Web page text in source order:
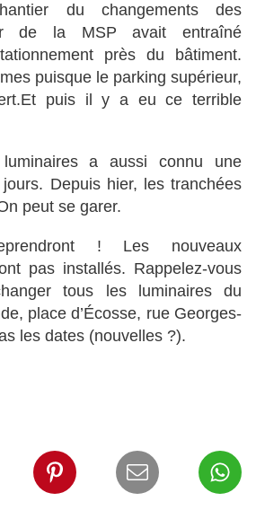
du changements des
de la MSP avait entraîné
près du bâtiment.
puisque le parking supérieur,
puis il y a eu ce terrible
a aussi connu une
Depuis hier, les tranchées
peut se garer.
! Les nouveaux
pas installés. Rappelez-vous
tous les luminaires du
place d’Écosse, rue Georges-
les dates (nouvelles ?).